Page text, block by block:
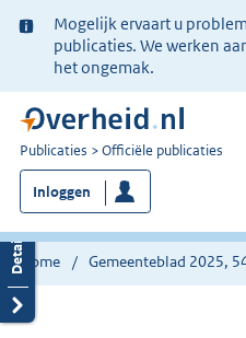
Ter
informatie:
Mogelijk ervaart u
publicaties. We werken
het ongemak.
U
bent
nu
hier:
Publicaties Officiële publicaties
Inloggen
Home Gemeenteblad 2025,